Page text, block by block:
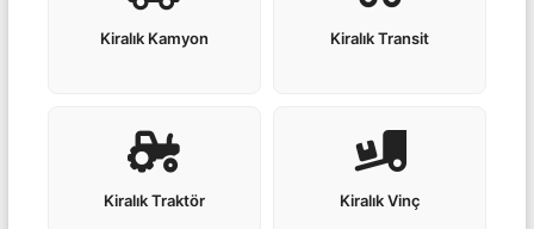
Kiralık Kamyon Kiralık Transit
Kiralık Traktör Kiralık Vinç